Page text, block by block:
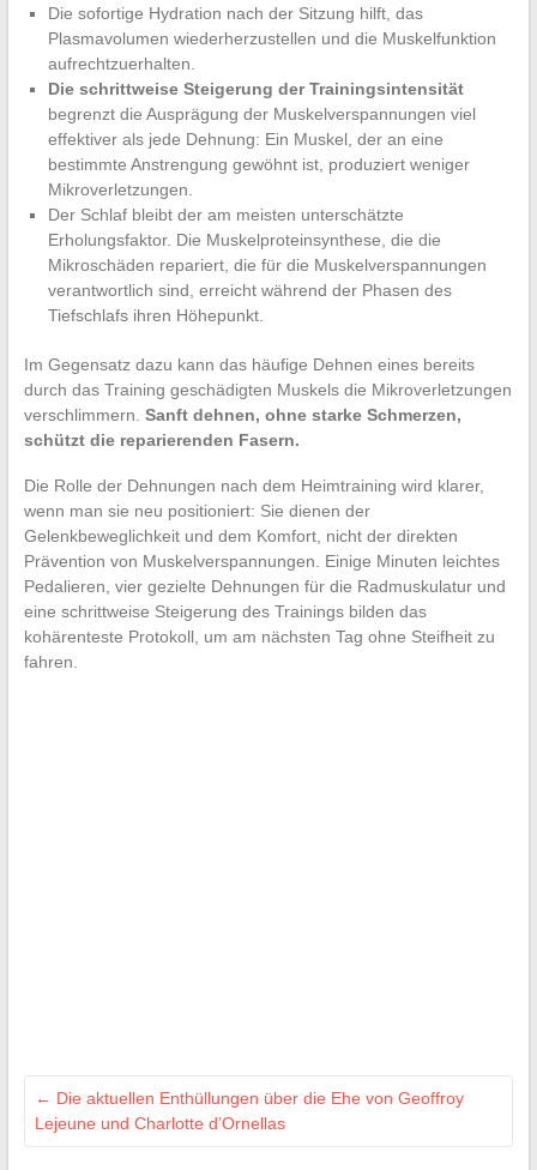
Die sofortige Hydration nach der Sitzung hilft, das
Plasmavolumen wiederherzustellen und die Muskelfunktion
aufrechtzuerhalten.
Die schrittweise Steigerung der Trainingsintensität
begrenzt die Ausprägung der Muskelverspannungen viel
effektiver als jede Dehnung: Ein Muskel, der an eine
bestimmte Anstrengung gewöhnt ist, produziert weniger
Mikroverletzungen.
Der Schlaf bleibt der am meisten unterschätzte
Erholungsfaktor. Die Muskelproteinsynthese, die die
Mikroschäden repariert, die für die Muskelverspannungen
verantwortlich sind, erreicht während der Phasen des
Tiefschlafs ihren Höhepunkt.
Im Gegensatz dazu kann das häufige Dehnen eines bereits
durch das Training geschädigten Muskels die Mikroverletzungen
verschlimmern. Sanft dehnen, ohne starke Schmerzen,
schützt die reparierenden Fasern.
Die Rolle der Dehnungen nach dem Heimtraining wird klarer,
wenn man sie neu positioniert: Sie dienen der
Gelenkbeweglichkeit und dem Komfort, nicht der direkten
Prävention von Muskelverspannungen. Einige Minuten leichtes
Pedalieren, vier gezielte Dehnungen für die Radmuskulatur und
eine schrittweise Steigerung des Trainings bilden das
kohärenteste Protokoll, um am nächsten Tag ohne Steifheit zu
fahren.
← Die aktuellen Enthüllungen über die Ehe von Geoffroy
Lejeune und Charlotte d’Ornellas